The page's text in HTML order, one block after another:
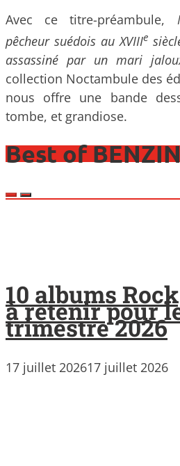
Avec ce titre-préambule,
pêcheur suédois au XVIIIe
assassiné par un mari
collection Noctambule des
nous offre une bande
tombe, et grandiose.
Best of
10 albums
à retenir pour
trimestre 2026
17 juillet 202617 juillet 2026